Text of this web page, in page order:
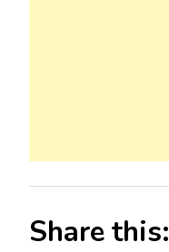
Share this: